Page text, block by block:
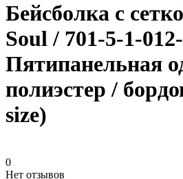
Бейсболка с
Soul / 701-5-1-
Пятипанельная
полиэстер /
size)
0
Нет отзывов